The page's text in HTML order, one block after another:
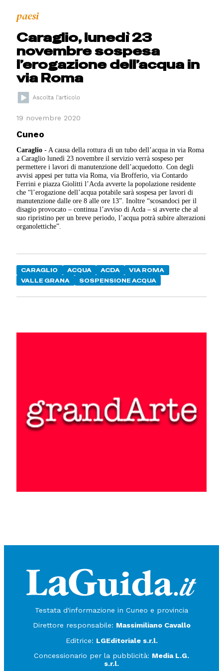
paesi
Caraglio, lunedì 23
novembre sospesa
l’erogazione dell’acqua in
via Roma
19 novembre 2020
Cuneo
Caraglio - A causa della rottura di un tubo dell’acqua in via Roma
a Caraglio lunedì 23 novembre il servizio verrà sospeso per
permettere i lavori di manutenzione dell’acquedotto. Con degli
avvisi appesi per tutta via Roma, via Brofferio, via Contardo
Ferrini e piazza Giolitti l’Acda avverte la popolazione residente
che “l’erogazione dell’acqua potabile sarà sospesa per lavori di
manutenzione dalle ore 8 alle ore 13”. Inoltre “scosandoci per il
disagio provocato – continua l’avviso di Acda – si avverte che al
suo ripristino per un breve periodo, l’acqua potrà subire alterazioni
organolettiche”.
CARAGLIO ACQUA ACDA
VIA ROMA
VALLE GRANA
SOSPENSIONE ACQUA
Testata d'informazione in Cuneo e provincia
Direttore responsabile: Massimiliano Cavallo
Editrice: LGEditoriale s.r.l.
Concessionario per la pubblicità: Media L.G.
s.r.l.